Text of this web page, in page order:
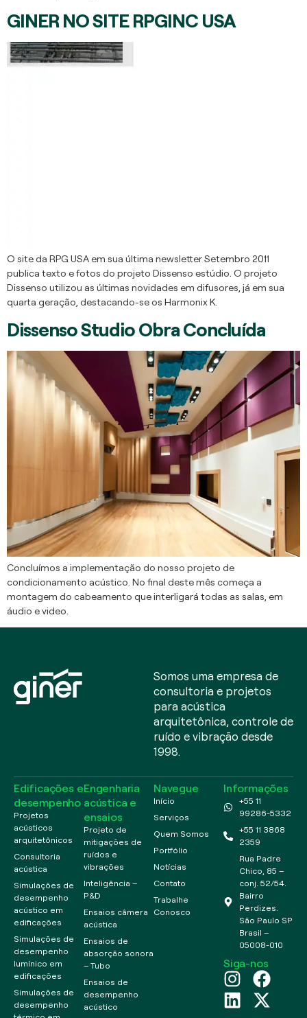
GINER NO SITE RPGINC USA
O site da RPG USA em sua última newsletter Setembro 2011
publica texto e fotos do projeto Dissenso estúdio. O projeto
Dissenso utilizou as últimas novidades em difusores, já em sua
quarta geração, destacando-se os Harmonix K.
Dissenso Studio Obra Concluída
Concluímos a implementação do nosso projeto de
condicionamento acústico. No final deste mês começa a
montagem do cabeamento que interligará todas as salas, em
áudio e video.
Somos uma empresa de
consultoria e projetos
para acústica
arquitetônica, controle de
ruído e vibração desde
1998.
Navegue
Início
Serviços
Quem Somos
Portfólio
Notícias
Contato
Trabalhe
Conosco
Edificações e
desempenho
Projetos
acústicos
arquitetônicos
Consultoria
acústica
Simulações de
desempenho
acústico em
edificações
Simulações de
desempenho
lumínico em
edificações
Simulações de
desempenho
Engenharia
acústica e
ensaios
Projeto de
mitigações de
ruídos e
vibrações
Inteligência –
P&D
Ensaios câmera
acústica
Ensaios de
absorção sonora
– Tubo
Ensaios de
desempenho
acústico
Informações
+55 11
99286-5332
+55 11 3868
2359
Rua Padre
Chico, 85 –
conj. 52/54.
Bairro
Perdizes.
São Paulo SP
Brasil –
05008-010
Siga-nos